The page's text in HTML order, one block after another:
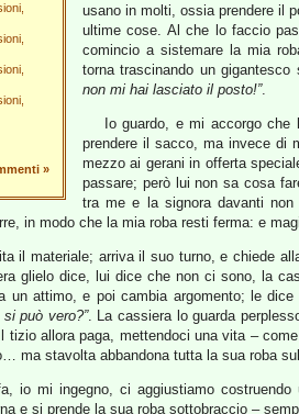
»
usano in molti, ossia prendere il
ultime cose. Al che lo faccio
comincio a sistemare la mia
torna trascinando un
non mi hai lasciato il posto!”.
Io guardo, e mi accorgo
prendere il sacco, ma invece di
mezzo ai gerani in offerta
passare; però lui non sa cosa
tra me e la signora davanti
in modo che la mia roba resti ferma: e
il materiale; arriva il suo turno, e chiede
glielo dice, lui dice che non ci sono, la
un attimo, e poi cambia argomento; le dice
può vero?”. La cassiera lo guarda
allora paga, mettendoci una vita –
ma stavolta abbandona tutta la sua roba
io mi ingegno, ci aggiustiamo
e si prende la sua roba sottobraccio –